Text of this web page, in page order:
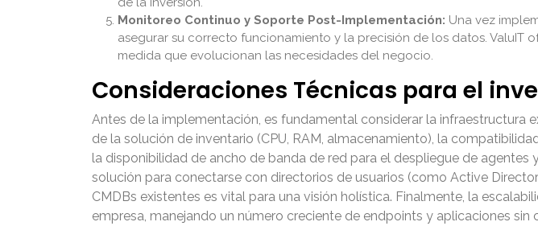
Monitoreo Continuo y Soporte Post-Implementación: Una vez
asegurar su correcto funcionamiento y la precisión de los datos.
medida que evolucionan las necesidades del negocio.
Consideraciones Técnicas para el
Antes de la implementación, es fundamental considerar la infraestructura
de la solución de inventario (CPU, RAM, almacenamiento), la
la disponibilidad de ancho de banda de red para el despliegue de
solución para conectarse con directorios de usuarios (como Active
CMDBs existentes es vital para una visión holística. Finalmente, la
empresa, manejando un número creciente de endpoints y aplicaciones